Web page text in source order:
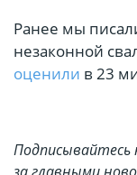
Ранее мы
незаконной
оценили в 23
Подписывайтесь